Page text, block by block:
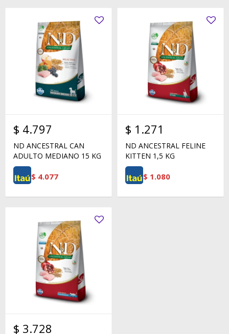
$ 4.797
ND ANCESTRAL CAN
ADULTO MEDIANO 15 KG
$ 4.077
$ 1.271
ND ANCESTRAL FELINE
KITTEN 1,5 KG
$ 1.080
$ 3.728